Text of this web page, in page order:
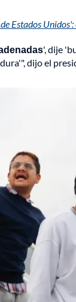
Estados
', dije
dijo el